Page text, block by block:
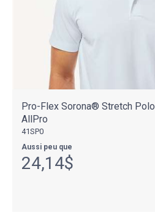
Pro-Flex Sorona® Stretch Polo
AllPro
41SP0
Aussi peu que
24,14$